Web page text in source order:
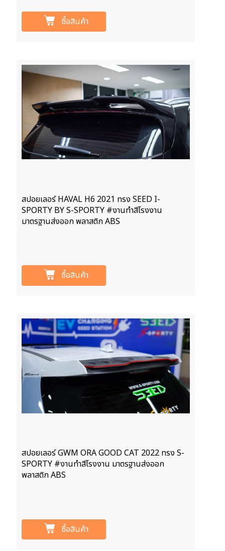
ซื้อสินค้า
สปอยเลอร์ HAVAL H6 2021 ทรง SEED I-
SPORTY BY S-SPORTY #งานทำสีโรงงาน
มาตรฐานส่งออก พลาสติก ABS
ซื้อสินค้า
สปอยเลอร์ GWM ORA GOOD CAT 2022 ทรง S-
SPORTY #งานทำสีโรงงาน มาตรฐานส่งออก
พลาสติก ABS
ซื้อสินค้า